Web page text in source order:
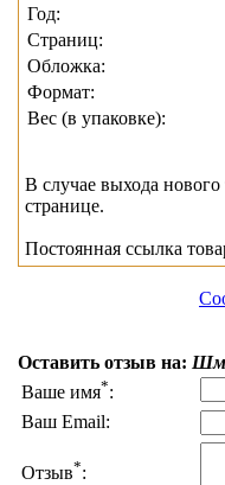
Год:
Страниц:
Обложка:
Формат:
Вес (в упаковке):
В случае выхода
странице.
Постоянная ссылка
Оставить отзыв на:
Ваше имя*:
Ваш Email:
Отзыв*: